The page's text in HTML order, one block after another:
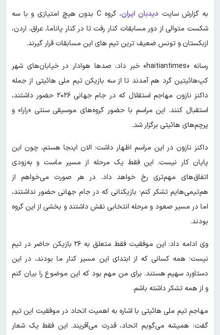
به گزارش سایت دیدبان ایران
، گروه C بدون هیچ امتیازی و با سه
شکست متوالی از دور مسابقات کنار رفت تا در کنار پاناما، عراق، اردن،
ازبکستان و تونس ضعیف ترین تیم های این مسابقات قرار گیرند.
رسانه «haitiantimes» خبر داد، صدها هوادار در خیابان‌های شهر
کپ‌هائیتین گرد هم آمدند تا از سه بازیکن تیم ملی هائیتی از جمله
داکنز نازون مهاجم استقلال که در جام جهانی ۲۰۲۶ حضور داشتند،
استقبال کنند. این مراسم با حضور گروه‌های موسیقی سنتی «رارا» و
پرچم‌های هائیتی برگزار شد.
داکنز نازون در این مراسم اظهار داشت: الان اینجا هستم، چون این
پایان کار نیست. این فقط یک مرحله از مسیر ماست و به‌زودی
اتفاق‌های مهم‌تری رخ خواهد داد. در هر صورت می‌خواهم از
هم‌تیمی‌هایم تشکر کنم؛ بازیکنانی که در جام جهانی حضور نداشتند،
اما در مسیر صعود و مرحله انتخابی نقش داشتند و بخشی از این گروه
بودند.
وی ادامه داد: این موفقیت فقط متعلق به ۲۶ بازیکن حاضر در تیم
نیست؛ همه کسانی که از ابتدای این مسیر کنار ما بودند، در این
دستاورد سهیم هستند. برای من مهم بود که این موضوع را بیان کنم
و از همه تشکر داشته باشم.
مهاجم تیم ملی هائیتی با اشاره به اهمیت اتحاد در موفقیت این تیم
گفت: همیشه می‌گویم اتحاد، قدرت می‌آفریند. این فقط یک شعار